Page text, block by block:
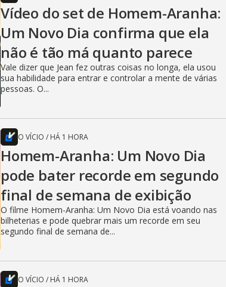
Vídeo do set de Homem-Aranha:
Um Novo Dia confirma que ela
não é tão má quanto parece
Vale dizer que Jean fez outras coisas no longa, ela usou
sua habilidade para entrar e controlar a mente de várias
pessoas. O...
O VÍCIO / HÁ 1 HORA
Homem-Aranha: Um Novo Dia
pode bater recorde em segundo
final de semana de exibição
O filme Homem-Aranha: Um Novo Dia está voando nas
bilheterias e pode quebrar mais um recorde em seu
segundo final de semana de...
O VÍCIO / HÁ 1 HORA